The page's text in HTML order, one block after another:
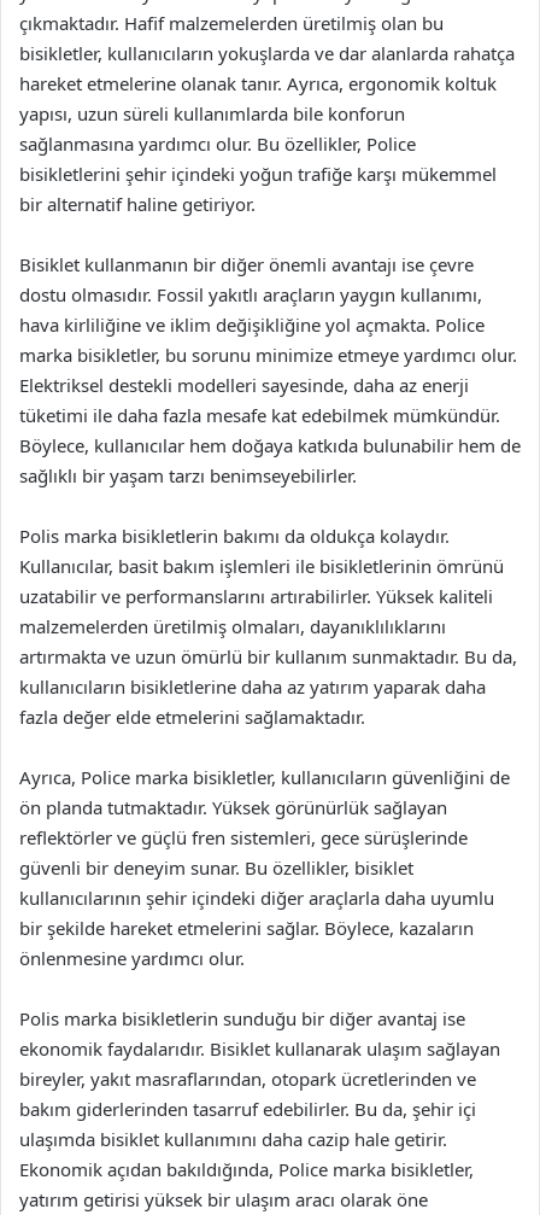
çıkmaktadır. Hafif malzemelerden üretilmiş olan bu
bisikletler, kullanıcıların yokuşlarda ve dar alanlarda rahatça
hareket etmelerine olanak tanır. Ayrıca, ergonomik koltuk
yapısı, uzun süreli kullanımlarda bile konforun
sağlanmasına yardımcı olur. Bu özellikler, Police
bisikletlerini şehir içindeki yoğun trafiğe karşı mükemmel
bir alternatif haline getiriyor.
Bisiklet kullanmanın bir diğer önemli avantajı ise çevre
dostu olmasıdır. Fossil yakıtlı araçların yaygın kullanımı,
hava kirliliğine ve iklim değişikliğine yol açmakta. Police
marka bisikletler, bu sorunu minimize etmeye yardımcı olur.
Elektriksel destekli modelleri sayesinde, daha az enerji
tüketimi ile daha fazla mesafe kat edebilmek mümkündür.
Böylece, kullanıcılar hem doğaya katkıda bulunabilir hem de
sağlıklı bir yaşam tarzı benimseyebilirler.
Polis marka bisikletlerin bakımı da oldukça kolaydır.
Kullanıcılar, basit bakım işlemleri ile bisikletlerinin ömrünü
uzatabilir ve performanslarını artırabilirler. Yüksek kaliteli
malzemelerden üretilmiş olmaları, dayanıklılıklarını
artırmakta ve uzun ömürlü bir kullanım sunmaktadır. Bu da,
kullanıcıların bisikletlerine daha az yatırım yaparak daha
fazla değer elde etmelerini sağlamaktadır.
Ayrıca, Police marka bisikletler, kullanıcıların güvenliğini de
ön planda tutmaktadır. Yüksek görünürlük sağlayan
reflektörler ve güçlü fren sistemleri, gece sürüşlerinde
güvenli bir deneyim sunar. Bu özellikler, bisiklet
kullanıcılarının şehir içindeki diğer araçlarla daha uyumlu
bir şekilde hareket etmelerini sağlar. Böylece, kazaların
önlenmesine yardımcı olur.
Polis marka bisikletlerin sunduğu bir diğer avantaj ise
ekonomik faydalarıdır. Bisiklet kullanarak ulaşım sağlayan
bireyler, yakıt masraflarından, otopark ücretlerinden ve
bakım giderlerinden tasarruf edebilirler. Bu da, şehir içi
ulaşımda bisiklet kullanımını daha cazip hale getirir.
Ekonomik açıdan bakıldığında, Police marka bisikletler,
yatırım getirisi yüksek bir ulaşım aracı olarak öne